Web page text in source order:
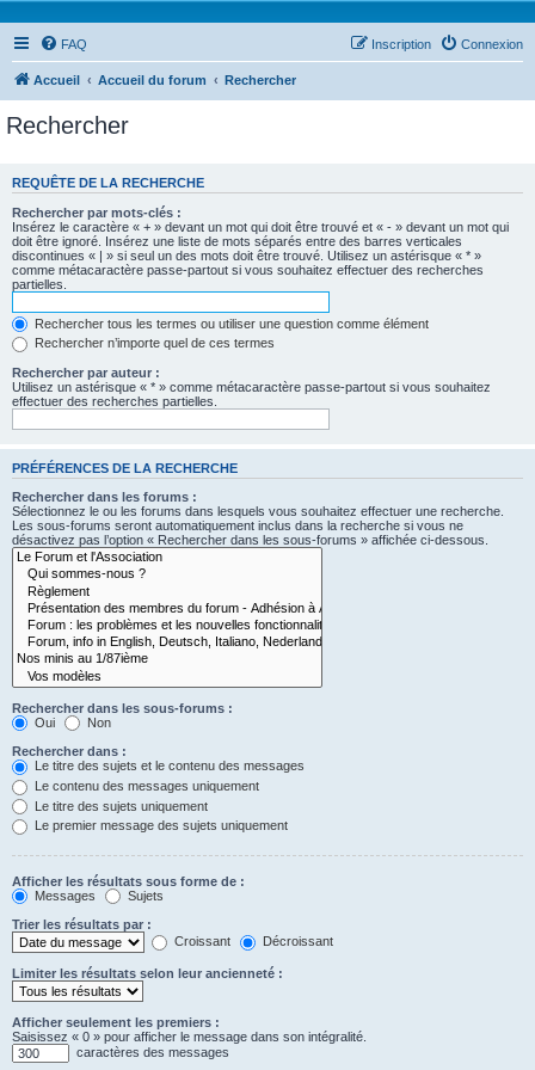
FAQ Connexion
Inscription
Accueil Accueil du forum Rechercher
Rechercher
REQUÊTE DE LA RECHERCHE
Rechercher par mots-clés :
Insérez le caractère « + » devant un mot qui doit être trouvé et « - » devant un mot qui
doit être ignoré. Insérez une liste de mots séparés entre des barres verticales
discontinues « | » si seul un des mots doit être trouvé. Utilisez un astérisque « * »
comme métacaractère passe-partout si vous souhaitez effectuer des recherches
partielles.
Rechercher tous les termes ou utiliser une question comme élément
Rechercher n’importe quel de ces termes
Rechercher par auteur :
Utilisez un astérisque « * » comme métacaractère passe-partout si vous souhaitez
effectuer des recherches partielles.
PRÉFÉRENCES DE LA RECHERCHE
Rechercher dans les forums :
Sélectionnez le ou les forums dans lesquels vous souhaitez effectuer une recherche.
Les sous-forums seront automatiquement inclus dans la recherche si vous ne
désactivez pas l’option « Rechercher dans les sous-forums » affichée ci-dessous.
Rechercher dans les sous-forums :
Oui
Non
Rechercher dans :
Le titre des sujets et le contenu des messages
Le contenu des messages uniquement
Le titre des sujets uniquement
Le premier message des sujets uniquement
Afficher les résultats sous forme de :
Messages
Sujets
Trier les résultats par :
Croissant
Décroissant
Limiter les résultats selon leur ancienneté :
Afficher seulement les premiers :
Saisissez « 0 » pour afficher le message dans son intégralité.
caractères des messages